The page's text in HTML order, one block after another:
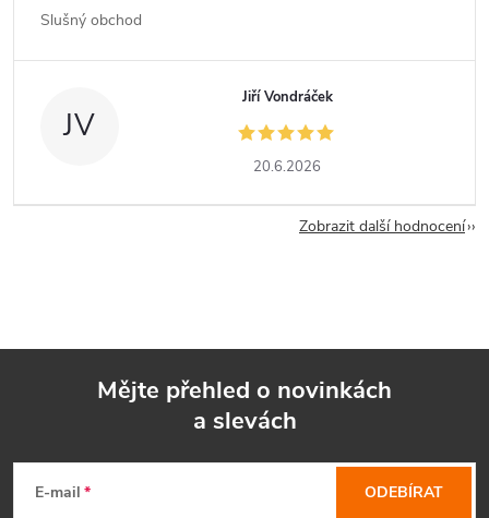
Slušný obchod
JV
Jiří Vondráček
20.6.2026
Zobrazit další hodnocení
Mějte přehled o novinkách
a slevách
E-mail ODEBÍRAT